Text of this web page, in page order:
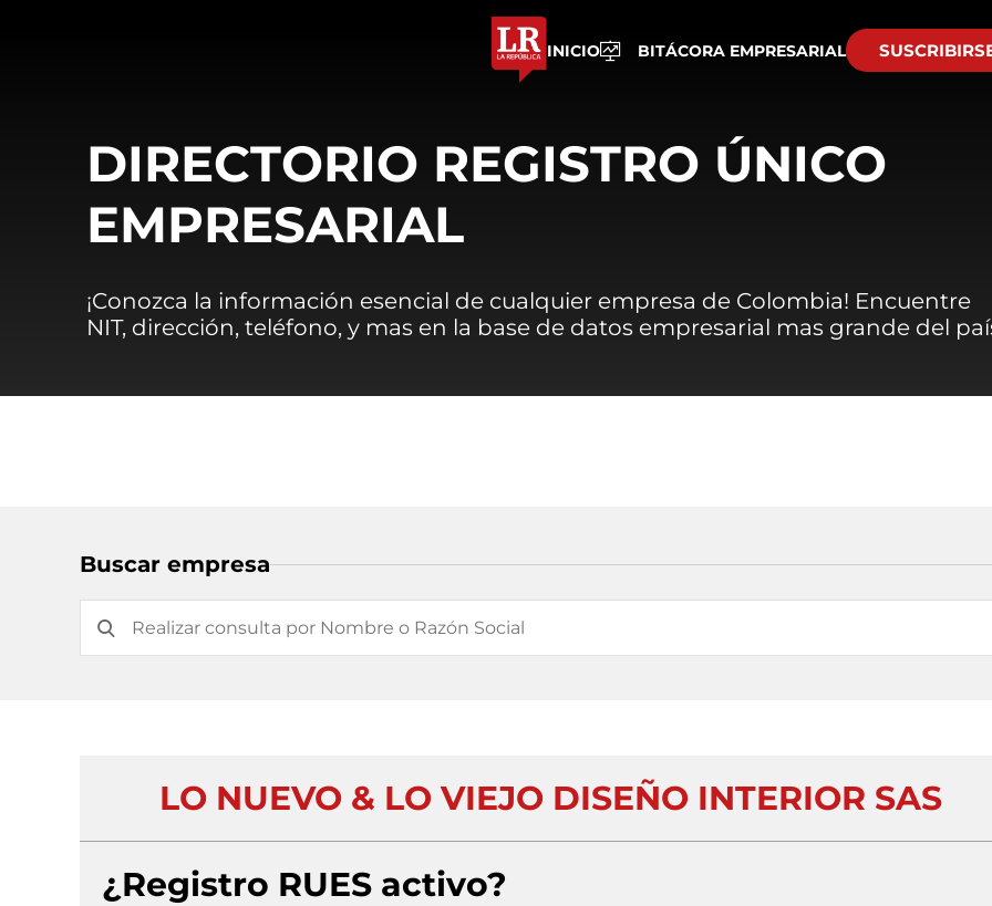
INICIO BITÁCORA EMPRESARIAL
DIRECTORIO REGISTRO ÚNICO
EMPRESARIAL
¡Conozca la información esencial de cualquier empresa de Colombia! Encuentre
NIT, dirección, teléfono, y mas en la base de datos empresarial mas grande del
Buscar empresa
LO NUEVO & LO VIEJO DISEÑO INTERIOR SAS
¿Registro RUES activo?